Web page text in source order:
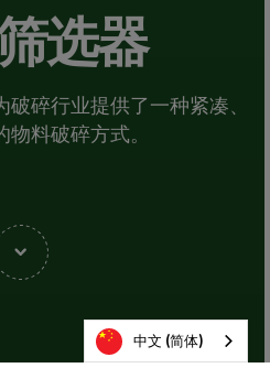
选器
碎行业提供了一种紧凑、
料破碎方式。
中文 (简体)